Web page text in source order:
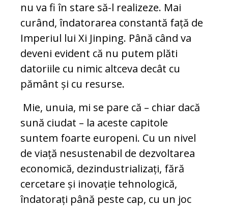
nu va fi în stare să-l realizeze. Mai
curând, îndatorarea constantă față de
Imperiul lui Xi Jinping. Până când va
deveni evident că nu putem plăti
datoriile cu nimic altceva decât cu
pământ și cu resurse.
Mie, unuia, mi se pare că – chiar dacă
sună ciudat – la aceste capitole
suntem foarte europeni. Cu un nivel
de viață nesustenabil de dezvoltarea
economică, dezindustrializați, fără
cercetare și inovație tehnologică,
îndatorați până peste cap, cu un joc